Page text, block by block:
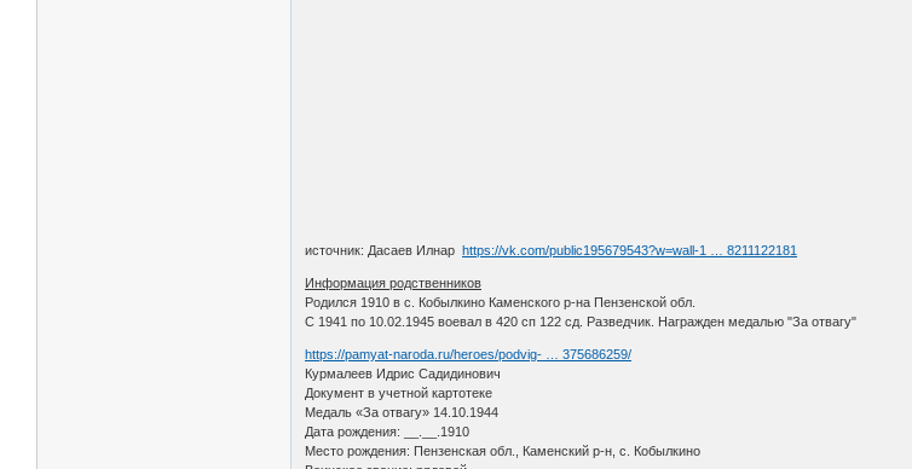
источник: Дасаев Илнарhttps://vk.com/public195679543?w=wall-1 … 8211122181
Информация родственников
Родился 1910 в с. Кобылкино Каменского р-на Пензенской обл.
С 1941 по 10.02.1945 воевал в 420 сп 122 сд. Разведчик. Награжден медалью "За отвагу"
https://pamyat-naroda.ru/heroes/podvig- … 375686259/
Курмалеев Идрис Садидинович
Документ в учетной картотеке
Медаль «За отвагу» 14.10.1944
Дата рождения: __.__.1910
Место рождения: Пензенская обл., Каменский р-н, с. Кобылкино